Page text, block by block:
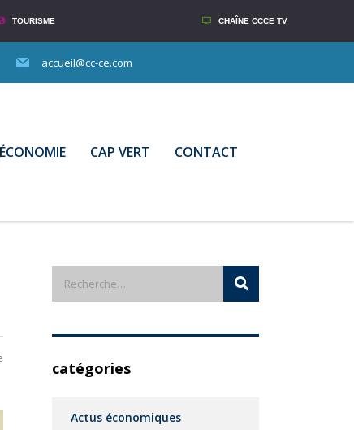
TOURISME CHAÎNE CCCE TV
accueil@cc-ce.com
ÉCONOMIE CAP VERT CONTACT
catégories
Actus économiques